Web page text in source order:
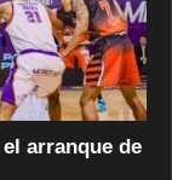
arranque de